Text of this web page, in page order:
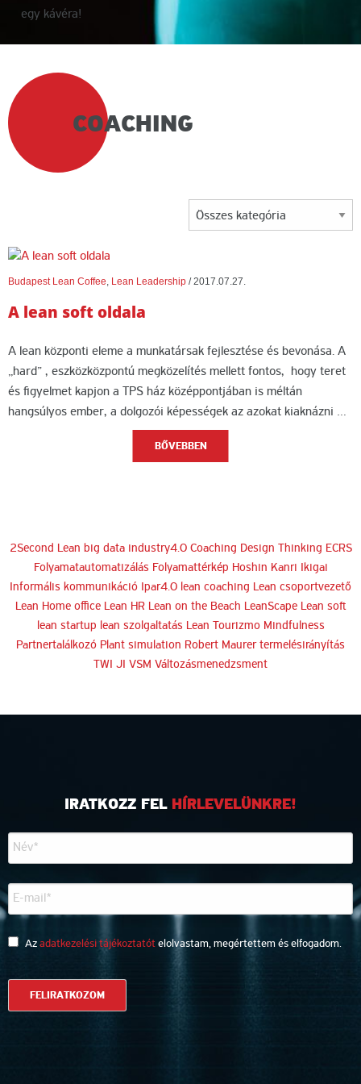
egy kávéra!
LEAN
COFFEE
COACHING
Budapest Lean Coffee, Lean Leadership /2017.07.27.
A lean soft oldala
A lean központi eleme a munkatársak fejlesztése és bevonása. A
„hard” , eszközközpontú megközelítés mellett fontos, hogy teret
és figyelmet kapjon a TPS ház középpontjában is méltán
hangsúlyos ember, a dolgozói képességek az azokat kiaknázni …
BŐVEBBEN
2Second Lean big data industry4.0 Coaching Design Thinking ECRS
Folyamatautomatizálás Folyamattérkép Hoshin Kanri Ikigai
Informális kommunikáció Ipar4.0 lean coaching Lean csoportvezető
Lean Home office Lean HR Lean on the Beach LeanScape Lean soft
lean startup lean szolgaltatás Lean Tourizmo Mindfulness
Partnertalálkozó Plant simulation Robert Maurer termelésirányítás
TWI JI VSM Változásmenedzsment
IRATKOZZ FEL HÍRLEVELÜNKRE!
Az adatkezelési tájékoztatót elolvastam, megértettem és elfogadom.